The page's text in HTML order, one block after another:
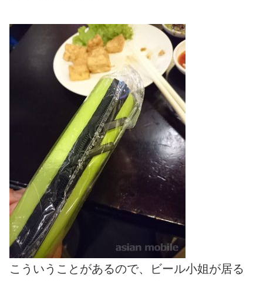
こういうことがあるので、ビール小姐が居る